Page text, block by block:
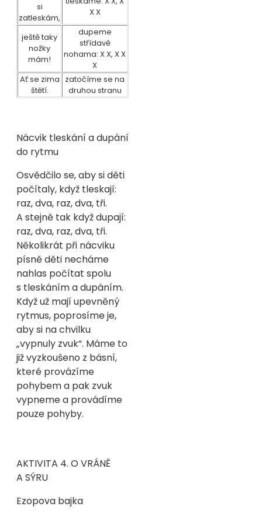
si
zatleskám,
X X
ještě taky
nožky
mám!
dupeme
střídavě
nohama: X X, X X
X
Ať se zima
štětí.
zatočíme se na
druhou stranu
Nácvik tleskání a dupání
do rytmu
Osvědčilo se, aby si děti
počítaly, když tleskají:
raz, dva, raz, dva, tři.
A stejně tak když dupají:
raz, dva, raz, dva, tři.
Několikrát při nácviku
písně děti necháme
nahlas počítat spolu
s tleskáním a dupáním.
Když už mají upevněný
rytmus, poprosíme je,
aby si na chvilku
„vypnuly zvuk“. Máme to
již vyzkoušeno z básní,
které provázíme
pohybem a pak zvuk
vypneme a provádíme
pouze pohyby.
AKTIVITA 4. O VRÁNĚ
A SÝRU
Ezopova bajka